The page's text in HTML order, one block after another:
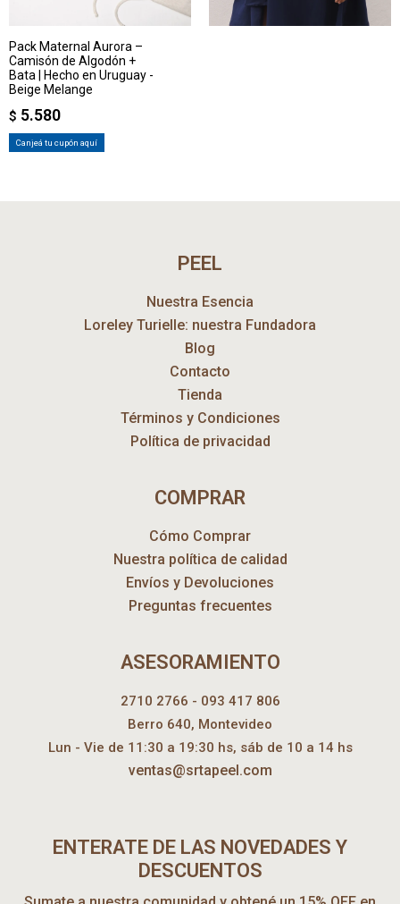
Pack Maternal Aurora –
Camisón de Algodón +
Bata | Hecho en Uruguay -
Beige Melange
$ 5.580
Canjeá tu cupón aquí
PEEL
Nuestra Esencia
Loreley Turielle: nuestra Fundadora
Blog
Contacto
Tienda
Términos y Condiciones
Política de privacidad
COMPRAR
Cómo Comprar
Nuestra política de calidad
Envíos y Devoluciones
Preguntas frecuentes
ASESORAMIENTO
2710 2766 - 093 417 806
Berro 640, Montevideo
Lun - Vie de 11:30 a 19:30 hs, sáb de 10 a 14 hs
ventas@srtapeel.com
ENTERATE DE LAS NOVEDADES Y
DESCUENTOS